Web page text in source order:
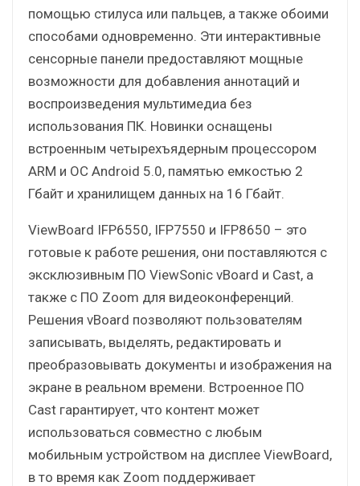
помощью стилуса или пальцев, а также обоими
способами одновременно. Эти интерактивные
сенсорные панели предоставляют мощные
возможности для добавления аннотаций и
воспроизведения мультимедиа без
использования ПК. Новинки оснащены
встроенным четырехъядерным процессором
ARM и ОС Android 5.0, памятью емкостью 2
Гбайт и хранилищем данных на 16 Гбайт.
ViewBoard IFP6550, IFP7550 и IFP8650 – это
готовые к работе решения, они поставляются с
эксклюзивным ПО ViewSonic vBoard и Cast, а
также с ПО Zoom для видеоконференций.
Решения vBoard позволяют пользователям
записывать, выделять, редактировать и
преобразовывать документы и изображения на
экране в реальном времени. Встроенное ПО
Cast гарантирует, что контент может
использоваться совместно с любым
мобильным устройством на дисплее ViewBoard,
в то время как Zoom поддерживает